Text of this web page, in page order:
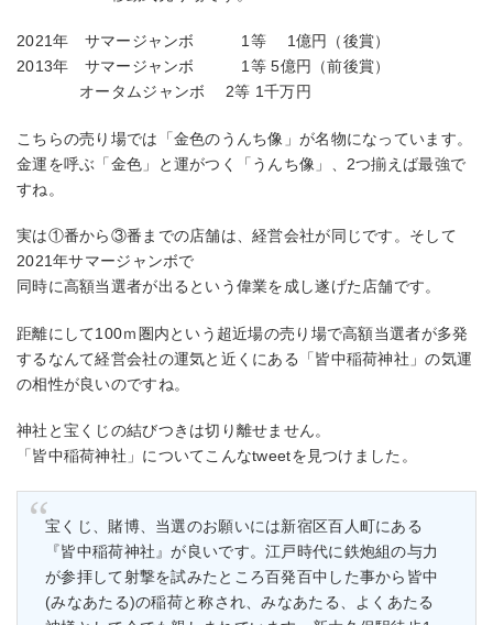
2021年 サマージャンボ 1等 1億円（後賞）
2013年 サマージャンボ 1等 5億円（前後賞）
オータムジャンボ 2等 1千万円
こちらの売り場では「金色のうんち像」が名物になっています。
金運を呼ぶ「金色」と運がつく「うんち像」、2つ揃えば最強で
すね。
実は①番から③番までの店舗は、経営会社が同じです。そして
2021年サマージャンボで
同時に高額当選者が出るという偉業を成し遂げた店舗です。
距離にして100ｍ圏内という超近場の売り場で高額当選者が多発
するなんて経営会社の運気と近くにある「皆中稲荷神社」の気運
の相性が良いのですね。
神社と宝くじの結びつきは切り離せません。
「皆中稲荷神社」についてこんなtweetを見つけました。
宝くじ、賭博、当選のお願いには新宿区百人町にある
『皆中稲荷神社』が良いです。江戸時代に鉄炮組の与力
が参拝して射撃を試みたところ百発百中した事から皆中
(みなあたる)の稲荷と称され、みなあたる、よくあたる